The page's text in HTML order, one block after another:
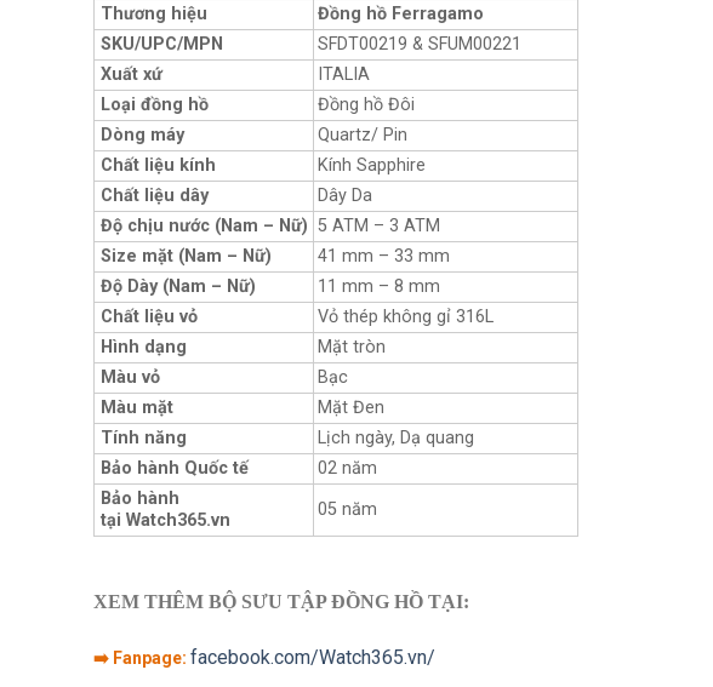
Thương hiệu
Đồng hồ Ferragamo
SKU/UPC/MPN
SFDT00219 & SFUM00221
Xuất xứ
ITALIA
Loại đồng hồ
Đồng hồ Đôi
Dòng máy
Quartz/ Pin
Chất liệu kính
Kính Sapphire
Chất liệu dây
Dây Da
Độ chịu nước (Nam – Nữ) 5 ATM – 3 ATM
Size mặt (Nam – Nữ)
41 mm – 33 mm
Độ Dày (Nam – Nữ)
11 mm – 8 mm
Chất liệu vỏ
Vỏ thép không gỉ 316L
Hình dạng
Mặt tròn
Màu vỏ
Bạc
Màu mặt
Mặt Đen
Tính năng
Lịch ngày, Dạ quang
Bảo hành Quốc tế
02 năm
Bảo hành
tại Watch365.vn
05 năm
XEM THÊM BỘ SƯU TẬP ĐỒNG HỒ TẠI:
➡️ Fanpage: facebook.com/Watch365.vn/